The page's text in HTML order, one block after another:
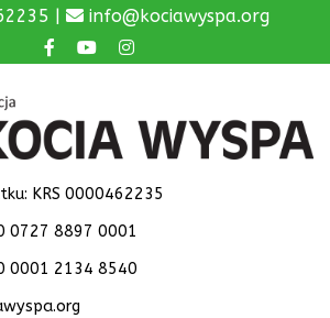
| info@kociawyspa.org
KRS 0000462235
0727 8897 0001
0001 2134 8540